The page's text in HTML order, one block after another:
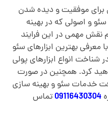
برای موفقیت و دیده شدن
و اصولی که در بهینه
نقش مهمی در این فرایند
معرفی بهترین ابزارهای سئو
شناخت انواع ابزارهای پولی
کرد. همچنین در صورت
خدمات سئو و بهینه سازی
09116430304تماس